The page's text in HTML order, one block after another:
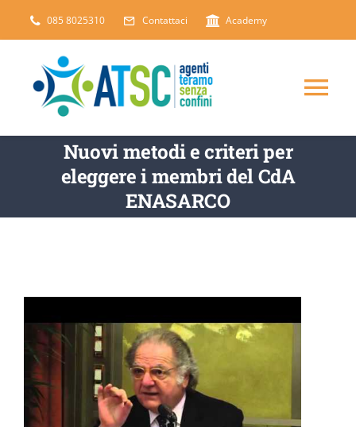
085 8025310 Contattaci Academy
CHI SIAMO
DOWNLOAD
SOSTENIBILITÀ
Nuovi metodi e criteri per
eleggere i membri del CdA
ENASARCO